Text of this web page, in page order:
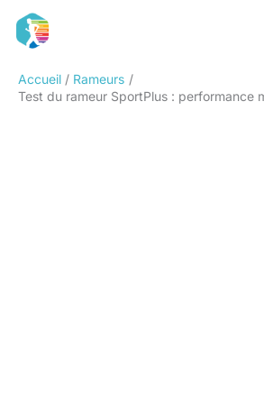
Accueil
Rameurs
Test du rameur SportPlus : performance
Rechercher